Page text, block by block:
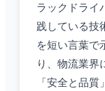
ラックドライ
践している技
を短い言葉で
り、物流業界
「安全と品質